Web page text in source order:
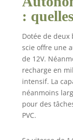
:
Dotée de
scie offre une
de 12V.
recharge en
intensif. La
néanmoins
pour des
PVC.